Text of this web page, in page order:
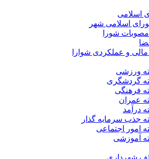
اسلامی
اسلامی شهر
شورا
و عملکردی شوارا
ورزشی
گردشگری
فرهنگی
عمران
درآمد
جذب سرمایه گذار
امور اجتماعی
آموزشی